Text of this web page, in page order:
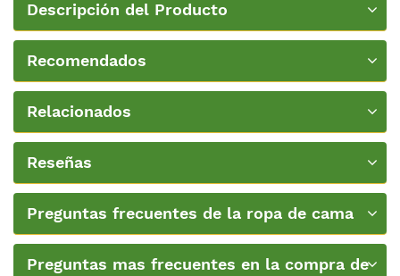
Descripción del Producto
Recomendados
Relacionados
Reseñas
Preguntas frecuentes de la ropa de cama
Preguntas mas frecuentes en la compra de